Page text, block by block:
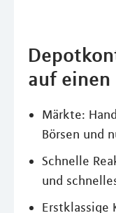
auf einen
Märkte:
Börsen und
Schnelle
und
Erstklassige